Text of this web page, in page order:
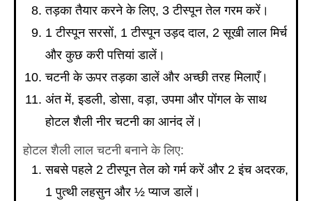
तड़का तैयार करने के लिए, 3 टीस्पून तेल गरम करें।
1 टीस्पून सरसों, 1 टीस्पून उड़द दाल, 2 सूखी लाल मिर्च
और कुछ करी पत्तियां डालें।
चटनी के ऊपर तड़का डालें और अच्छी तरह मिलाएँ।
अंत में, इडली, डोसा, वड़ा, उपमा और पोंगल के साथ
होटल शैली नीर चटनी का आनंद लें।
होटल शैली लाल चटनी बनाने के लिए:
सबसे पहले 2 टीस्पून तेल को गर्म करें और 2 इंच अदरक,
1 पुत्थी लहसुन और ½ प्याज डालें।